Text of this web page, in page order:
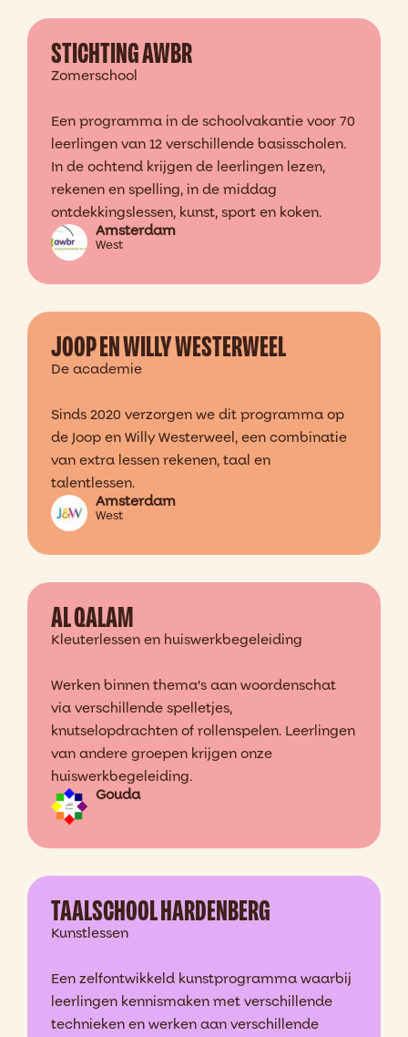
STICHTING AWBR
Zomerschool
Een programma in de schoolvakantie voor 70
leerlingen van 12 verschillende basisscholen.
In de ochtend krijgen de leerlingen lezen,
rekenen en spelling, in de middag
ontdekkingslessen, kunst, sport en koken.
Amsterdam
West
JOOP EN WILLY WESTERWEEL
De academie
Sinds 2020 verzorgen we dit programma op
de Joop en Willy Westerweel, een combinatie
van extra lessen rekenen, taal en
talentlessen.
Amsterdam
West
AL QALAM
Kleuterlessen en huiswerkbegeleiding
Werken binnen thema’s aan woordenschat
via verschillende spelletjes,
knutselopdrachten of rollenspelen. Leerlingen
van andere groepen krijgen onze
huiswerkbegeleiding.
Gouda
TAALSCHOOL HARDENBERG
Kunstlessen
Een zelfontwikkeld kunstprogramma waarbij
leerlingen kennismaken met verschillende
technieken en werken aan verschillende